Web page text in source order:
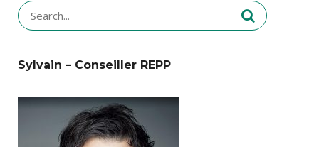
Search
for:
Sylvain – Conseiller REPP